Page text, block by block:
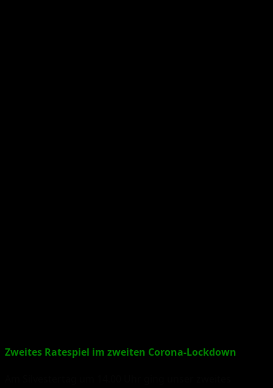
Zweites Ratespiel im zweiten Corona-Lockdown